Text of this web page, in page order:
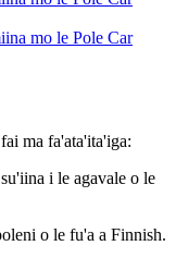
ma fa'ata'ita'iga:
i le agavale o le
o le fu'a a Finnish.